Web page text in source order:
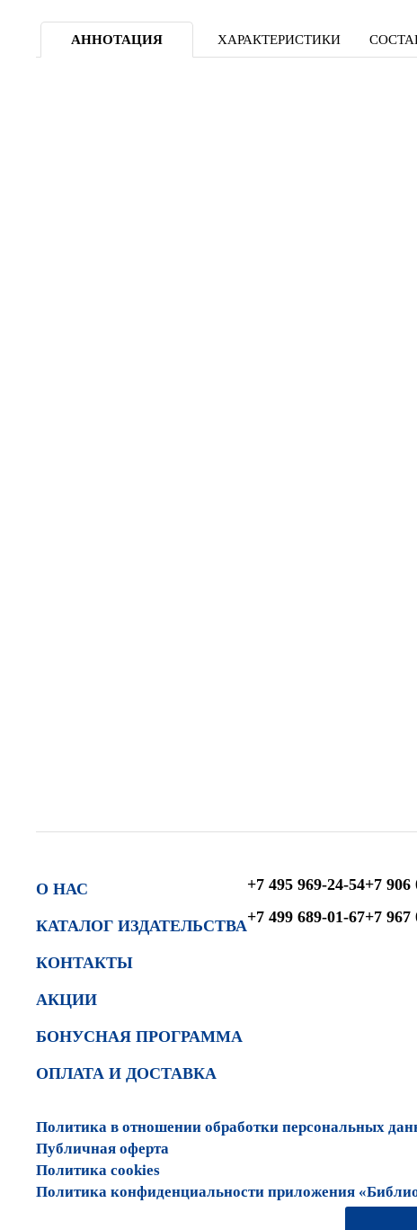
АННОТАЦИЯ ХАРАКТЕРИСТИКИ
О НАС
КАТАЛОГ ИЗДАТЕЛЬСТВА
КОНТАКТЫ
АКЦИИ
БОНУСНАЯ ПРОГРАММА
ОПЛАТА И ДОСТАВКА
+7 495 969-24-54
+7 499 689-01-67
+7 906
+7 967
Политика в отношении обработки персональных
Публичная оферта
Политика cookies
Политика конфиденциальности приложения